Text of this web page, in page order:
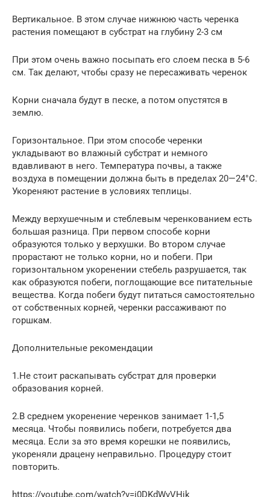
Вертикальное. В этом случае нижнюю часть черенка
растения помещают в субстрат на глубину 2-3 см
При этом очень важно посыпать его слоем песка в 5-6
см. Так делают, чтобы сразу не пересаживать черенок
Корни сначала будут в песке, а потом опустятся в
землю.
Горизонтальное. При этом способе черенки
укладывают во влажный субстрат и немного
вдавливают в него. Температура почвы, а также
воздуха в помещении должна быть в пределах 20—24°C.
Укореняют растение в условиях теплицы.
Между верхушечным и стеблевым черенкованием есть
большая разница. При первом способе корни
образуются только у верхушки. Во втором случае
прорастают не только корни, но и побеги. При
горизонтальном укоренении стебель разрушается, так
как образуются побеги, поглощающие все питательные
вещества. Когда побеги будут питаться самостоятельно
от собственных корней, черенки рассаживают по
горшкам.
Дополнительные рекомендации
1.Не стоит раскапывать субстрат для проверки
образования корней.
2.В среднем укоренение черенков занимает 1-1,5
месяца. Чтобы появились побеги, потребуется два
месяца. Если за это время корешки не появились,
укореняли драцену неправильно. Процедуру стоит
повторить.
https://youtube.com/watch?v=i0DKdWvVHjk